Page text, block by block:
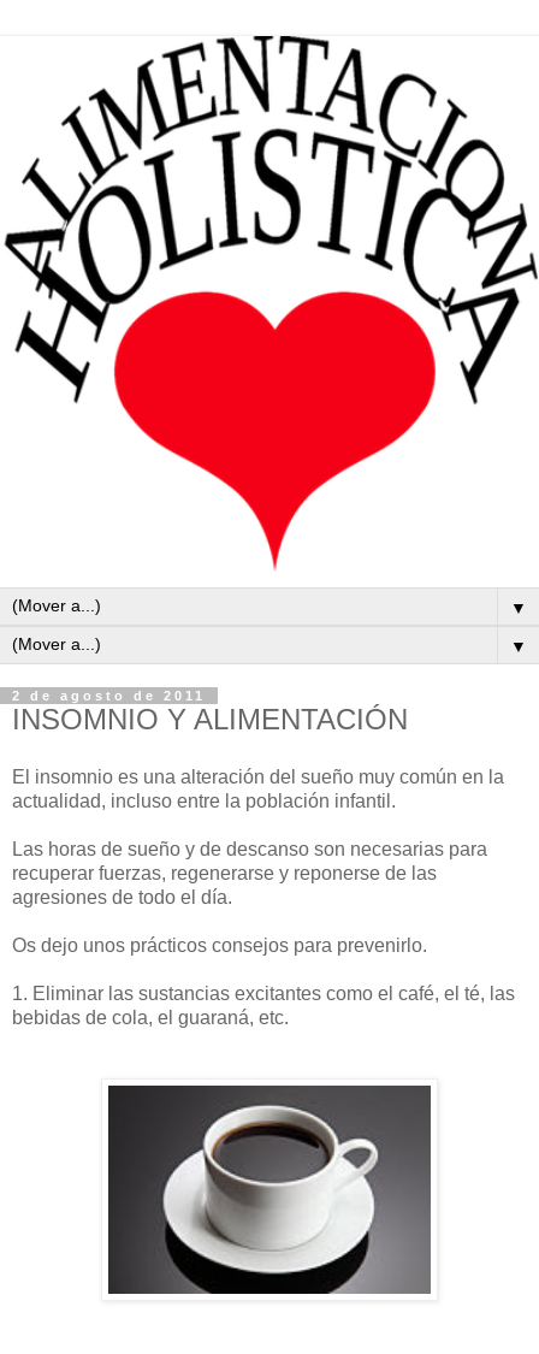
▼
▼
2 de agosto de 2011
INSOMNIO Y ALIMENTACIÓN
El insomnio es una alteración del sueño muy común en la
actualidad, incluso entre la población infantil.
Las horas de sueño y de descanso son necesarias para
recuperar fuerzas, regenerarse y reponerse de las
agresiones de todo el día.
Os dejo unos prácticos consejos para prevenirlo.
1. Eliminar las sustancias excitantes como el café, el té, las
bebidas de cola, el guaraná, etc.